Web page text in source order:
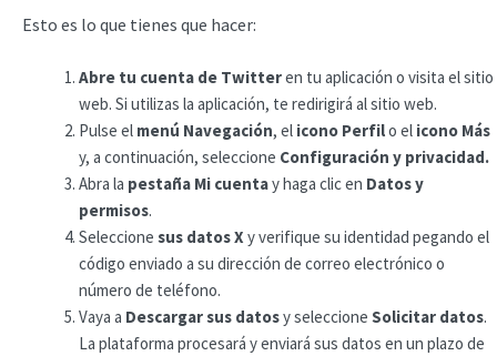
Esto es lo que tienes que hacer:
Abre tu cuenta de Twitteren tu aplicación o visita el sitio
web. Si utilizas la aplicación, te redirigirá al sitio web.
Pulse el menú Navegación, el icono Perfilo el icono Más
y, a continuación, seleccione Configuración y privacidad.
Abra la pestaña Mi cuentay haga clic en Datos y
permisos.
Seleccione sus datos X y verifique su identidad pegando el
código enviado a su dirección de correo electrónico o
número de teléfono.
Vaya a Descargar sus datosy seleccione Solicitar datos.
La plataforma procesará y enviará sus datos en un plazo de